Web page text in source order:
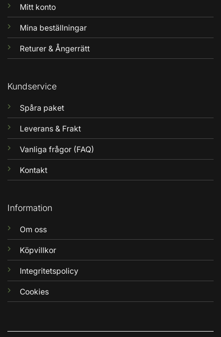
Mitt konto
Mina beställningar
Returer & Ångerrätt
Kundservice
Spåra paket
Leverans & Frakt
Vanliga frågor (FAQ)
Kontakt
Information
Om oss
Köpvillkor
Integritetspolicy
Cookies